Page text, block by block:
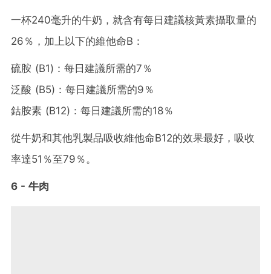
一杯240毫升的牛奶，就含有每日建議核黃素攝取量的
26％，加上以下的維他命B：
硫胺 (B1)：每日建議所需的7％
泛酸 (B5)：每日建議所需的9％
鈷胺素 (B12)：每日建議所需的18％
從牛奶和其他乳製品吸收維他命B12的效果最好，吸收
率達51％至79％。
6 - 牛肉